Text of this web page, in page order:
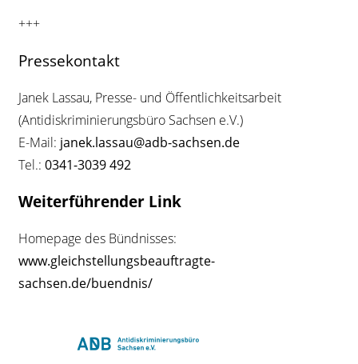
+++
Pressekontakt
Janek Lassau, Presse- und Öffentlichkeitsarbeit
(Antidiskriminierungsbüro Sachsen e.V.)
E-Mail: janek.lassau@adb-sachsen.de
Tel.:0341-3039 492
Weiterführender Link
Homepage des Bündnisses:
www.gleichstellungsbeauftragte-
sachsen.de/buendnis/